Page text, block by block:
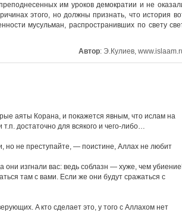
им уроков демократии и не
этого, но должны признать, что история
мусульман, распространивших по свету
Автор: Э.Кулиев,
аяты Корана, и покажется явным, что ислам на
достаточно для всякого и чего-либо…
но не преступайте, — поистине, Аллах не любит
они изгнали вас: ведь соблазн — хуже, чем
там c вами. Если же они будут сражаться c
A кто сделает это, y того c Аллахом нет